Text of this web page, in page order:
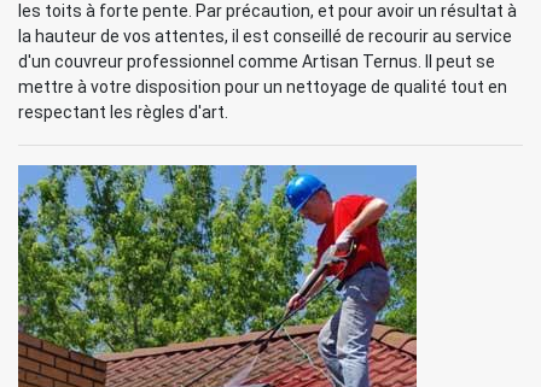
les toits à forte pente. Par précaution, et pour avoir un résultat à
la hauteur de vos attentes, il est conseillé de recourir au service
d'un couvreur professionnel comme Artisan Ternus. Il peut se
mettre à votre disposition pour un nettoyage de qualité tout en
respectant les règles d'art.